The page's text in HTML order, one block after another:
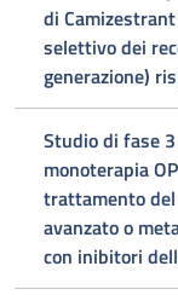
di
selettivo dei
generazione)
Studio di fase
monoterapia
trattamento del
avanzato o
con inibitori